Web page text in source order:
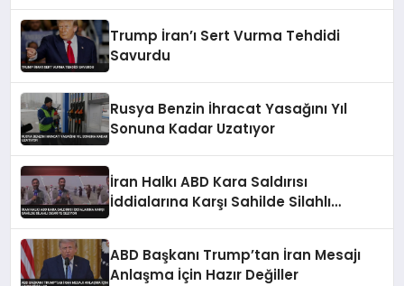
Trump İran’ı Sert Vurma Tehdidi
Savurdu
Rusya Benzin İhracat Yasağını Yıl
Sonuna Kadar Uzatıyor
İran Halkı ABD Kara Saldırısı
İddialarına Karşı Sahilde Silahlı
ABD Başkanı Trump’tan İran Mesajı
Anlaşma İçin Hazır Değiller